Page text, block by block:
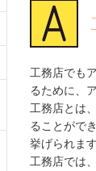
工務店でも
るために、
工務店とは
ることがで
挙げられます
工務店では